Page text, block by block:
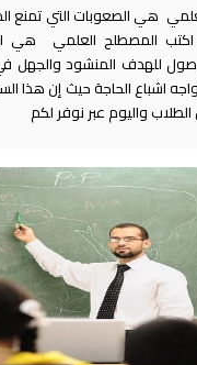
هي الصعوبات التي تمنع
المصطلح العلمي هي
للهدف المنشود والجهل
اشباع الحاجة حيث إن هذا
واليوم عبر نوفر لكم